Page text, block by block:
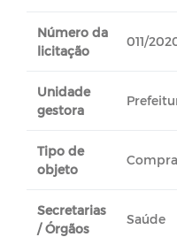
Número da
licitação
011/
Unidade
gestora
Tipo de
objeto
Secretarias
/ Órgãos
Saúde